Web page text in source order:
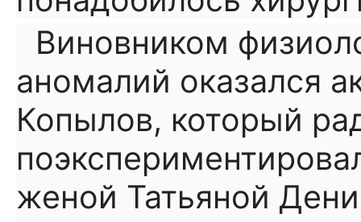
Виновником
аномалий оказался
Копылов, который
женой Татьяной